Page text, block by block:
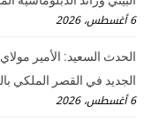
6 أغسطس، 2026
الحدث السعيد: الأمير
الجديد في القصر الملكي
6 أغسطس، 2026